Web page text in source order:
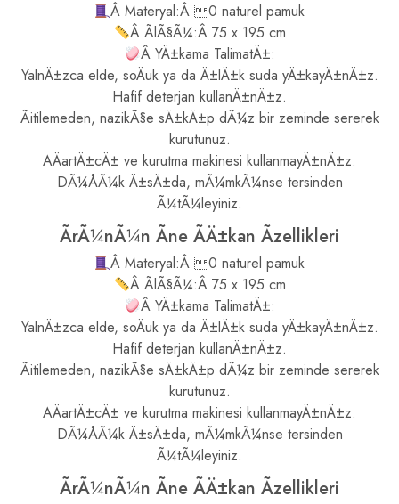
Â Materyal:Â 0 naturel pamuk
Â ÃlÃ§Ã¼:Â 75 x 195 cm
Â YÄ±kama TalimatÄ±:
YalnÄ±zca elde, soÄuk ya da Ä±lÄ±k suda yÄ±kayÄ±nÄ±z.
Hafif deterjan kullanÄ±nÄ±z.
Ãitilemeden, nazikÃ§e sÄ±kÄ±p dÃ¼z bir zeminde sererek
kurutunuz.
AÄartÄ±cÄ± ve kurutma makinesi kullanmayÄ±nÄ±z.
DÃ¼ÅÃ¼k Ä±sÄ±da, mÃ¼mkÃ¼nse tersinden
Ã¼tÃ¼leyiniz.
ÃrÃ¼nÃ¼n Ãne ÃÄ±kan Ãzellikleri
Â Materyal:Â 0 naturel pamuk
Â ÃlÃ§Ã¼:Â 75 x 195 cm
Â YÄ±kama TalimatÄ±:
YalnÄ±zca elde, soÄuk ya da Ä±lÄ±k suda yÄ±kayÄ±nÄ±z.
Hafif deterjan kullanÄ±nÄ±z.
Ãitilemeden, nazikÃ§e sÄ±kÄ±p dÃ¼z bir zeminde sererek
kurutunuz.
AÄartÄ±cÄ± ve kurutma makinesi kullanmayÄ±nÄ±z.
DÃ¼ÅÃ¼k Ä±sÄ±da, mÃ¼mkÃ¼nse tersinden
Ã¼tÃ¼leyiniz.
ÃrÃ¼nÃ¼n Ãne ÃÄ±kan Ãzellikleri